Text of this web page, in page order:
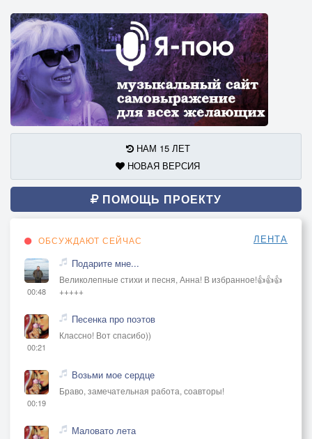
НАМ 15 ЛЕТ
НОВАЯ ВЕРСИЯ
ПОМОЩЬ ПРОЕКТУ
ОБСУЖДАЮТ СЕЙЧАС ЛЕНТА
00:48
Подарите мне...
Великолепные стихи и песня, Анна! В избранное!👍👍👍
+++++
00:21
Песенка про поэтов
Классно! Вот спасибо))
00:19
Возьми мое сердце
Браво, замечательная работа, соавторы!
Маловато лета